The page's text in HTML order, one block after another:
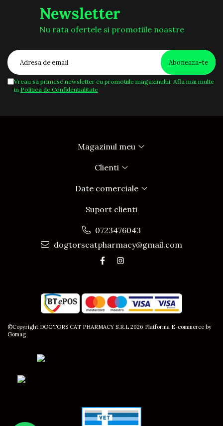
Newsletter
Nu rata ofertele si promotiile noastre
Vreau sa primesc newsletter cu promotiile magazinului. Afla mai multe
in Politica de Confidentialitate
Magazinul meu
Clienti
Date comerciale
Suport clienti
0723476043
dogtorscatpharmacy@gmail.com
©Copyright DOGTORS CAT PHARMACY S.R.L 2026 Platforma E-commerce by
Gomag